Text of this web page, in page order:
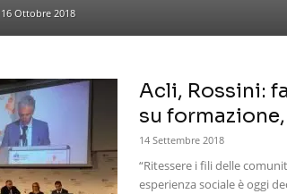
16 Ottobre 2018
Acli, Rossini:
su
14 Settembre 2018
“Ritessere i fili delle
esperienza sociale è oggi